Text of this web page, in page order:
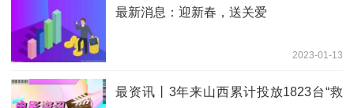
最新消息：迎新春，送关爱
2023-01-13
最资讯丨3年来山西累计投放1823台“救